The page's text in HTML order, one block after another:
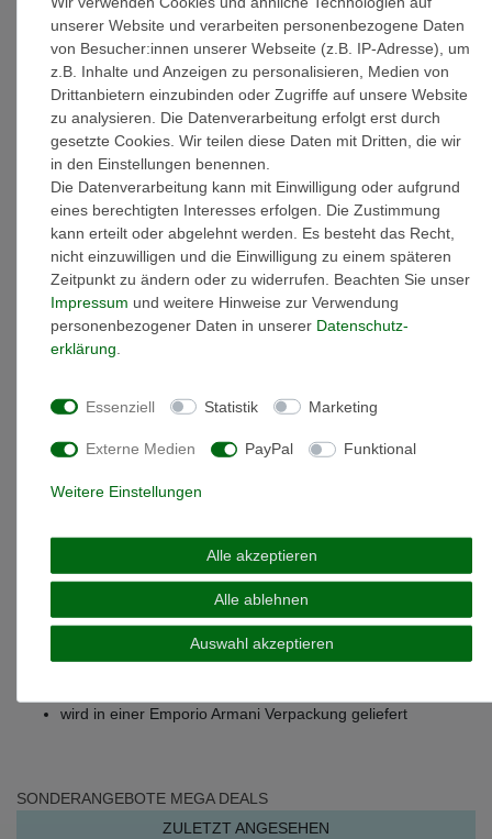
* inkl. ges. MwSt. zzgl.Versandkosten
Beschreibung
Weitere Details
EU-Responsible Person
Marke: Emporio Armani
Artikelnummer: EGS1705
Kettenlänge: 56 cm
minimale Kettenlänge: 50 cm ( die Kettenlänge kann auf
diesen Wert verkleinert werden )
Gewicht: 14 gramm
Anhänger Länge: 44 mm
Anhänger Breite: 25 mm
Edelstahl mit Epoxyharz in Karbonoptik kombiniert
Kettenstärke: 2,2 mm
Dieses moderne Herrencollier lässt sich perfekt zu jedem
wird in einer Emporio Armani Verpackung geliefert
SONDERANGEBOTE MEGA DEALS
ZULETZT ANGESEHEN
unserer Website und verarbeiten personenbezogene Daten
von Besucher:innen unserer Webseite (z.B. IP-Adresse), um
z.B. Inhalte und Anzeigen zu personalisieren, Medien von
Drittanbietern einzubinden oder Zugriffe auf unsere Website
zu analysieren. Die Datenverarbeitung erfolgt erst durch
gesetzte Cookies. Wir teilen diese Daten mit Dritten, die wir
in den Einstellungen benennen.
Die Datenverarbeitung kann mit Einwilligung oder aufgrund
eines berechtigten Interesses erfolgen. Die Zustimmung
kann erteilt oder abgelehnt werden. Es besteht das Recht,
nicht einzuwilligen und die Einwilligung zu einem späteren
Zeitpunkt zu ändern oder zu widerrufen. Beachten Sie unser
Impressum und weitere Hinweise zur Verwendung
personenbezogener Daten in unserer Daten­schutz­
erklärung
Essenziell Statistik Marketing
Externe Medien PayPal Funktional
Weitere Einstellungen
Alle akzeptieren
Alle ablehnen
Auswahl akzeptieren